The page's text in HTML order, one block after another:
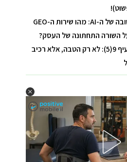
המלחמה על התשובה של ה-AI: מהו שירות ה-GEO
השורה התחתונה של העסק?
פטור ממס לפי סעיף 9(5): לא רק הטבה, אלא רכיב